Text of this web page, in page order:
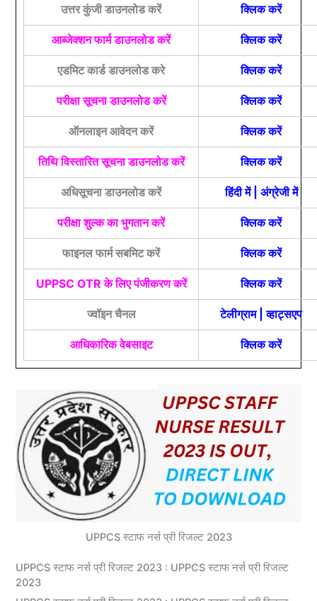
उत्तर कुंजी डाउनलोड करें क्लिक करें
आब्जेक्शन फार्म डाउनलोड करें क्लिक करें
एडमिट कार्ड डाउनलोड करे क्लिक करें
परीक्षा सूचना डाउनलोड करें क्लिक करें
ऑनलाइन आवेदन करें क्लिक करें
तिथि विस्तारित सूचना डाउनलोड करें क्लिक करें
अधिसूचना डाउनलोड करें हिंदी में| अंग्रेजी में
परीक्षा शुल्क का भुगतान करें क्लिक करें
फाइनल फार्म सबमिट करें क्लिक करें
UPPSC OTR के लिए पंजीकरण करें क्लिक करें
ज्वॉइन चैनल टेलीग्राम|व्हाट्सएप
आधिकारिक वेबसाइट क्लिक करें
UPPCS स्टाफ नर्स प्री रिजल्ट 2023
UPPCS स्टाफ नर्स प्री रिजल्ट 2023 : UPPCS स्टाफ नर्स प्री रिजल्ट
2023